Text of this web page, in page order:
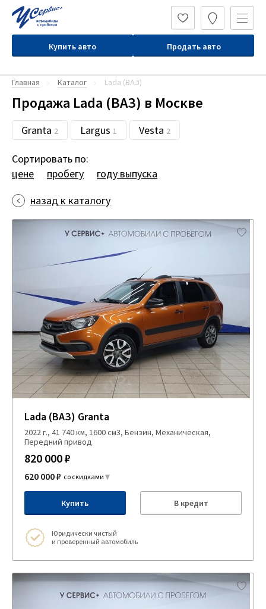
Купить авто Продать авто
Главная Каталог Lada (ВАЗ)
Продажа Lada (ВАЗ) в Москве
Granta 2 Largus 1 Vesta 2
Сортировать по:
цене
пробегу
году выпуска
назад к каталогу
Lada (ВАЗ) Granta
2022 г., 41 740 км, 1600 см3, Бензин, Механическая,
Передний привод
820 000 ₽
620 000 ₽ со скидками
Купить В кредит
Юридически чистый
и проверенный автомобиль